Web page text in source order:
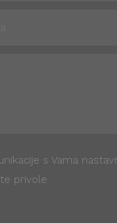
s Vama
privole.